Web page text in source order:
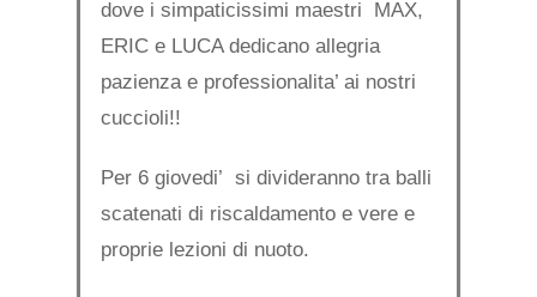
dove i simpaticissimi maestri MAX,
ERIC e LUCA dedicano allegria
pazienza e professionalita’ ai nostri
cuccioli!!
Per 6 giovedi’ si divideranno tra balli
scatenati di riscaldamento e vere e
proprie lezioni di nuoto.